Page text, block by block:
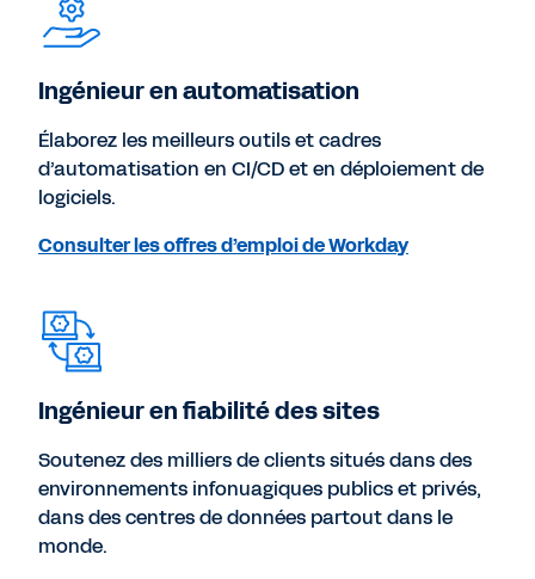
Ingénieur en automatisation
Élaborez les meilleurs outils et cadres
d’automatisation en CI/CD et en déploiement de
logiciels.
Consulter les offres d’emploi de Workday
Ingénieur en fiabilité des sites
Soutenez des milliers de clients situés dans des
environnements infonuagiques publics et privés,
dans des centres de données partout dans le
monde.